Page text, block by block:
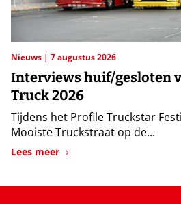
Nieuws 7 augustus 2026
Interviews huif/gesloten
Truck 2026
Tijdens het Profile Truckstar
Mooiste Truckstraat op de...
Lees meer